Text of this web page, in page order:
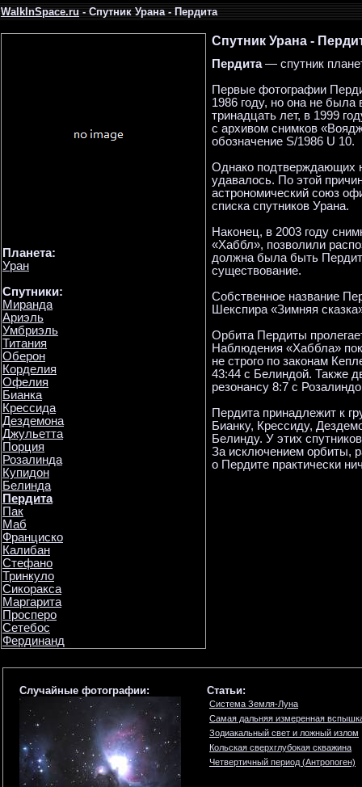
WalkInSpace.ru- Спутник Урана - Пердита
Планета:
Уран
Спутники:
Миранда
Ариэль
Умбриэль
Титания
Оберон
Корделия
Офелия
Бианка
Крессида
Дездемона
Джульетта
Порция
Розалинда
Купидон
Белинда
Пердита
Пак
Маб
Франциско
Калибан
Стефано
Тринкуло
Сикоракса
Маргарита
Просперо
Сетебос
Фердинанд
Спутник Урана -
Пердита— спутник
Первые фотографии
1986 году, но она не
тринадцать лет, в 1999
с архивом снимков
обозначение S/1986 U 10.
Однако подтверждающих
удавалось. По этой
астрономический союз
списка спутников Урана.
Наконец, в 2003 году
«Хаббл», позволили
должна была быть
существование.
Собственное название
Шекспира «Зимняя
Орбита Пердиты
Наблюдения «Хаббла»
не строго по законам
43:44 с Белиндой. Также
резонансу 8:7 с
Пердита принадлежит к
Бианку, Крессиду,
Белинду. У этих
За исключением орбиты,
о Пердите практически
Случайные фотографии: Статьи:
Система Земля-Луна
Самая дальняя измеренная
Зодиакальный свет и ложный излом
Кольская сверхглубокая скважина
Четвертичный период (Антропоген)